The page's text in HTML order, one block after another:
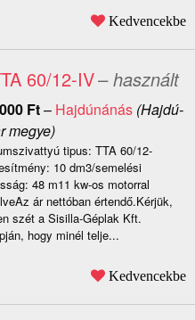
Kedvencekbe
60/12-IV– használt
Ft– Hajdúnánás(Hajdú-
megye)
tipus: TTA 60/12-
10 dm3/semelési
48 m11 kw-os motorral
ár nettóban értendő.Kérjük,
szét a Sisilla-Géplak Kft.
hogy minél telje...
Kedvencekbe